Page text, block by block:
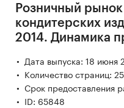
Розничный
кондитерских
2014. Динамика
Дата выпуска: 18 июня
Количество страниц: 25
Срок предоставления
ID: 65848